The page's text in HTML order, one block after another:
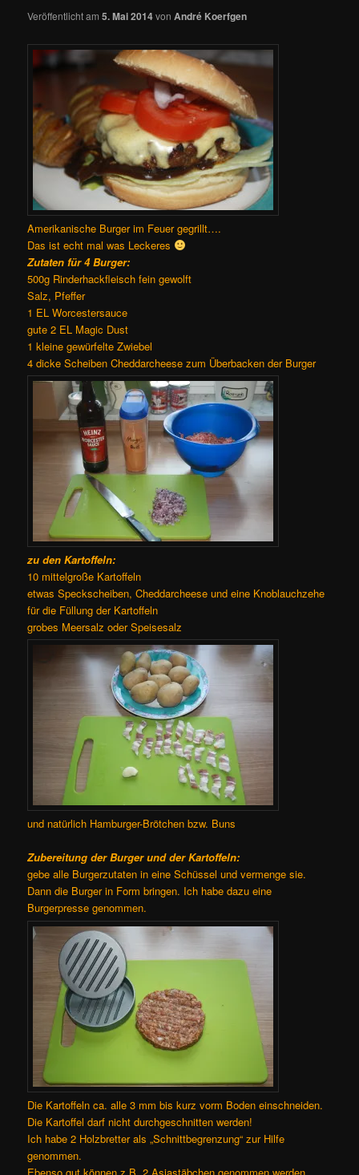
Veröffentlicht am5. Mai 2014vonAndré Koerfgen
Amerikanische Burger im Feuer gegrillt….
Das ist echt mal was Leckeres
Zutaten für 4 Burger:
500g Rinderhackfleisch fein gewolft
Salz, Pfeffer
1 EL Worcestersauce
gute 2 EL Magic Dust
1 kleine gewürfelte Zwiebel
4 dicke Scheiben Cheddarcheese zum Überbacken der Burger
zu den Kartoffeln:
10 mittelgroße Kartoffeln
etwas Speckscheiben, Cheddarcheese und eine Knoblauchzehe
für die Füllung der Kartoffeln
grobes Meersalz oder Speisesalz
und natürlich Hamburger-Brötchen bzw. Buns
Zubereitung der Burger und der Kartoffeln:
gebe alle Burgerzutaten in eine Schüssel und vermenge sie.
Dann die Burger in Form bringen. Ich habe dazu eine
Burgerpresse genommen.
Die Kartoffeln ca. alle 3 mm bis kurz vorm Boden einschneiden.
Die Kartoffel darf nicht durchgeschnitten werden!
Ich habe 2 Holzbretter als „Schnittbegrenzung“ zur Hilfe
genommen.
Ebenso gut können z.B. 2 Asiastäbchen genommen werden.